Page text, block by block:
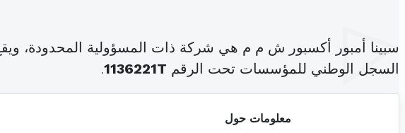
سبينا أمبور أكسبور ش م م هي شركة ذات المسؤولية المحدودة، ويقع مقرها
السجل الوطني للمؤسسات تحت الرقم 1136221T
.
معلومات حول